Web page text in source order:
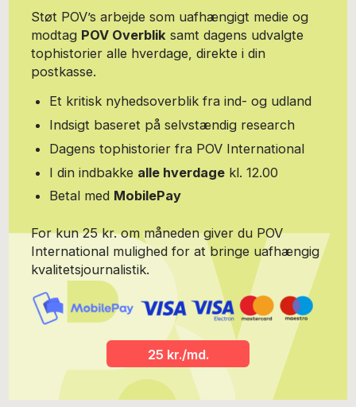
Støt POV’s arbejde som uafhængigt medie og
modtag POV Overbliksamt dagens udvalgte
tophistorier alle hverdage, direkte i din
postkasse.
Et kritisk nyhedsoverblik fra ind- og udland
Indsigt baseret på selvstændig research
Dagens tophistorier fra POV International
I din indbakke alle hverdage kl. 12.00
Betal med MobilePay
For kun 25 kr. om måneden giver du POV
International mulighed for at bringe uafhængig
kvalitetsjournalistik.
25 kr./md.